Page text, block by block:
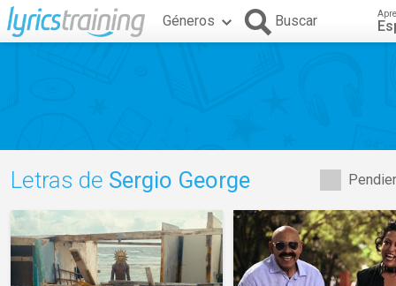
Géneros Buscar
Letras de Sergio George